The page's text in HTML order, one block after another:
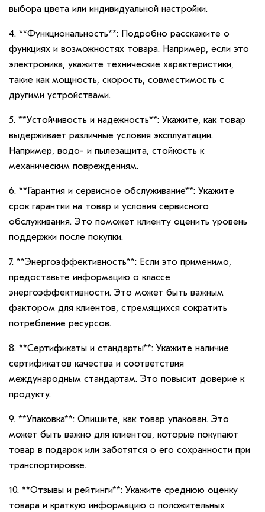
выбора цвета или индивидуальной настройки.
4. **Функциональность**: Подробно расскажите о
функциях и возможностях товара. Например, если это
электроника, укажите технические характеристики,
такие как мощность, скорость, совместимость с
другими устройствами.
5. **Устойчивость и надежность**: Укажите, как товар
выдерживает различные условия эксплуатации.
Например, водо- и пылезащита, стойкость к
механическим повреждениям.
6. **Гарантия и сервисное обслуживание**: Укажите
срок гарантии на товар и условия сервисного
обслуживания. Это поможет клиенту оценить уровень
поддержки после покупки.
7. **Энергоэффективность**: Если это применимо,
предоставьте информацию о классе
энергоэффективности. Это может быть важным
фактором для клиентов, стремящихся сократить
потребление ресурсов.
8. **Сертификаты и стандарты**: Укажите наличие
сертификатов качества и соответствия
международным стандартам. Это повысит доверие к
продукту.
9. **Упаковка**: Опишите, как товар упакован. Это
может быть важно для клиентов, которые покупают
товар в подарок или заботятся о его сохранности при
транспортировке.
10. **Отзывы и рейтинги**: Укажите среднюю оценку
товара и краткую информацию о положительных